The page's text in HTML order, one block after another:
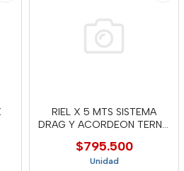
RIEL X 5 MTS SISTEMA
DRAG Y ACORDEON TERNO
$795.500
Unidad